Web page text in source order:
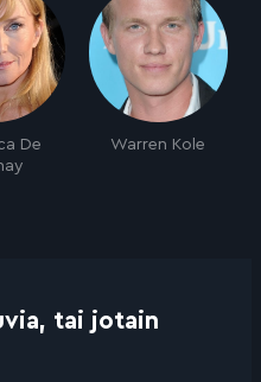
De
Warren Kole
tai jotain